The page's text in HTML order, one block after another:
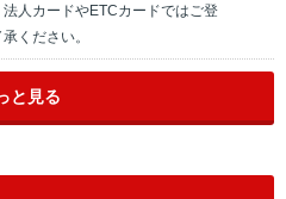
人カードやETCカードではご登
ください。
と見る